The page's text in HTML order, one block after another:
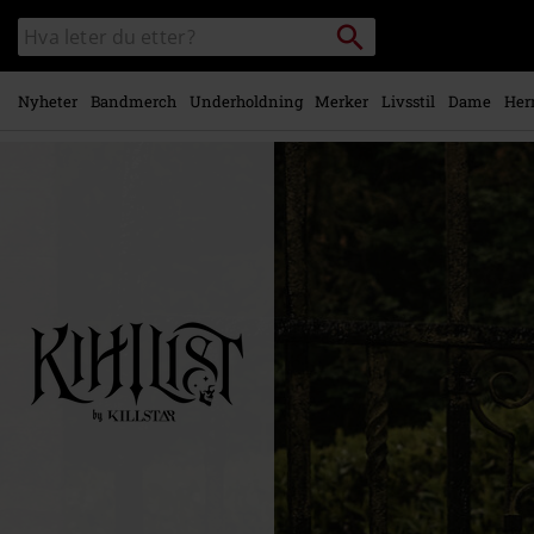
Skipp til
hovedinnhold
Søk
i
katalogen
Søk
Nyheter Bandmerch Underholdning Merker Livsstil Dame